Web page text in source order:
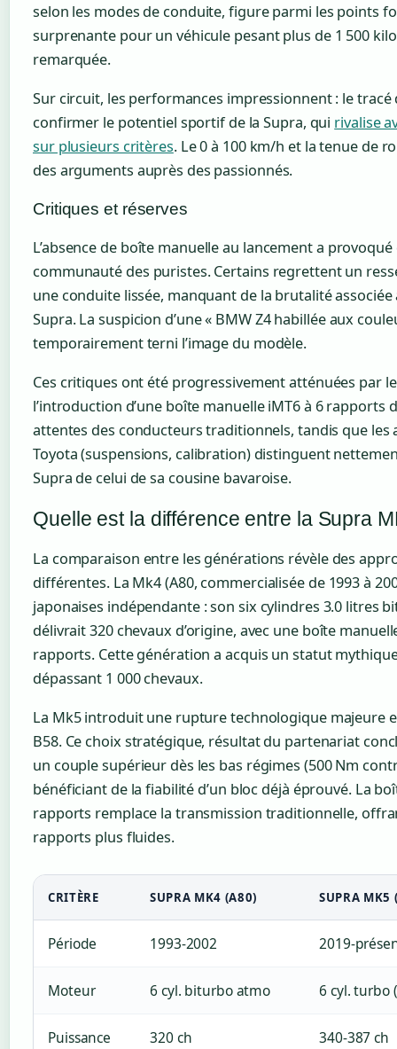
selon les modes de conduite, figure parmi les points
surprenante pour un véhicule pesant plus de 1 500
remarquée.
Sur circuit, les performances impressionnent : le tracé
confirmer le potentiel sportif de la Supra, qui rivalise
sur plusieurs critères. Le 0 à 100 km/h et la tenue de
des arguments auprès des passionnés.
Critiques et réserves
L’absence de boîte manuelle au lancement a
communauté des puristes. Certains regrettent un
une conduite lissée, manquant de la brutalité
Supra. La suspicion d’une « BMW Z4 habillée aux
temporairement terni l’image du modèle.
Ces critiques ont été progressivement atténuées par
l’introduction d’une boîte manuelle iMT6 à 6 rapports
attentes des conducteurs traditionnels, tandis que
Toyota (suspensions, calibration) distinguent
Supra de celui de sa cousine bavaroise.
Quelle est la différence entre la Supra
La comparaison entre les générations révèle des
différentes. La Mk4 (A80, commercialisée de 1993 à
japonaises indépendante : son six cylindres 3.0 litres
délivrait 320 chevaux d’origine, avec une boîte
rapports. Cette génération a acquis un statut
dépassant 1 000 chevaux.
La Mk5 introduit une rupture technologique majeure
B58. Ce choix stratégique, résultat du partenariat
un couple supérieur dès les bas régimes (500 Nm
bénéficiant de la fiabilité d’un bloc déjà éprouvé. La
rapports remplace la transmission traditionnelle,
rapports plus fluides.
CRITÈRE SUPRA MK4 (A80) SUPRA MK5
Période 1993-2002 2019-
Moteur 6 cyl. biturbo atmo 6 cyl. turbo
Puissance 320 ch 340-387 ch